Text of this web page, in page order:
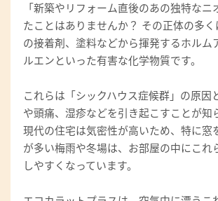
「新築やリフォーム直後のあの独特なニ
たことはありませんか？ その正体の多
の接着剤、塗料などから揮発するホルム
ルエンといった有害な化学物質です。
これらは「シックハウス症候群」の原因
や頭痛、湿疹などを引き起こすことが知
現代の住宅は気密性が高いため、特に窓
が多い梅雨や冬場は、お部屋の中にこれ
しやすくなっています。